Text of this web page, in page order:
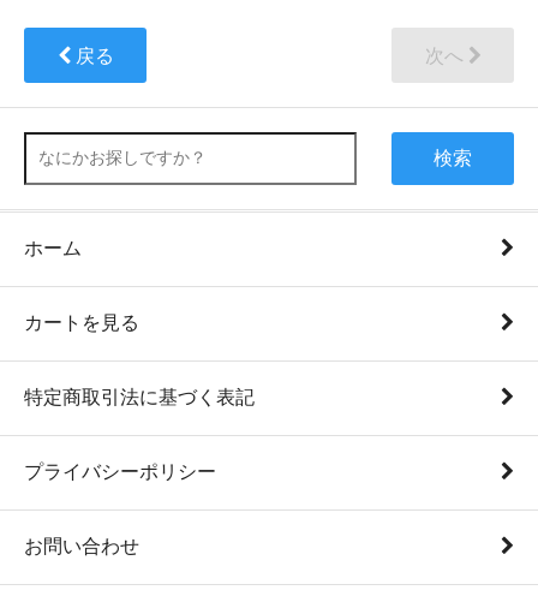
戻る 次へ
検索
ホーム
カートを見る
特定商取引法に基づく表記
プライバシーポリシー
お問い合わせ